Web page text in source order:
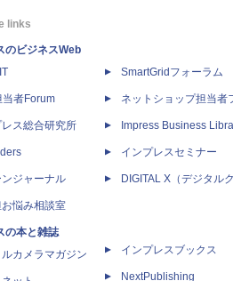
links
のビジネスWeb
当者Forum
レス総合研究所
ンジャーナル
悩み相談室
の本と雑誌
カメラマガジン
SmartGridフォーラム
ネットショップ担当者
Impress Business
インプレスセミナー
DIGITAL X（デジタル
インプレスブックス
NextPublishing